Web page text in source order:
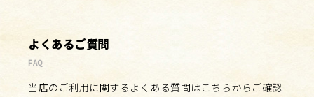
よくあるご質問
FAQ
当店のご利用に関するよくある質問はこちらからご確認